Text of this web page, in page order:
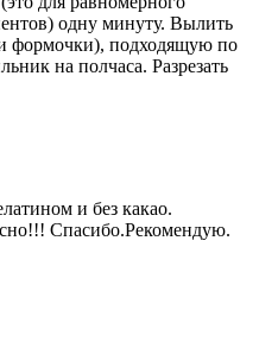
одну минуту. Вылить
формочки), подходящую по
на полчаса. Разрезать
и без какао.
Спасибо.Рекомендую.